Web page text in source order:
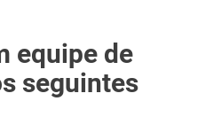
equipe de
seguintes